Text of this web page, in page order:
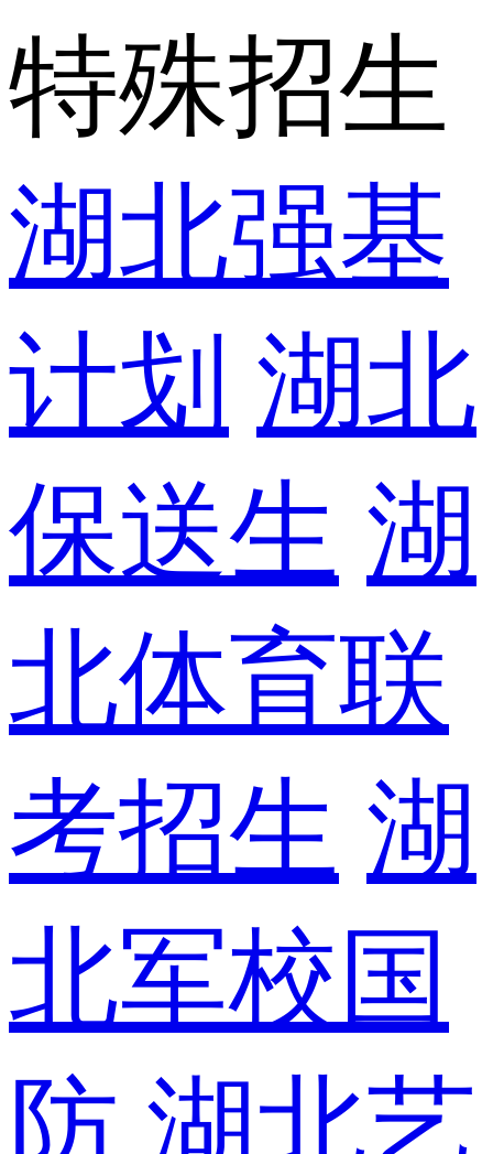
特殊招生
湖北强基
计划 湖北
保送生 湖
北体育联
考招生 湖
北军校国
防 湖北艺